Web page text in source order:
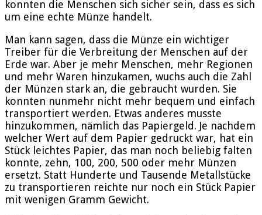
konnten die Menschen sich sicher sein, dass es sich
um eine echte Münze handelt.
Man kann sagen, dass die Münze ein wichtiger
Treiber für die Verbreitung der Menschen auf der
Erde war. Aber je mehr Menschen, mehr Regionen
und mehr Waren hinzukamen, wuchs auch die Zahl
der Münzen stark an, die gebraucht wurden. Sie
konnten nunmehr nicht mehr bequem und einfach
transportiert werden. Etwas anderes musste
hinzukommen, nämlich das Papiergeld. Je nachdem
welcher Wert auf dem Papier gedruckt war, hat ein
Stück leichtes Papier, das man noch beliebig falten
konnte, zehn, 100, 200, 500 oder mehr Münzen
ersetzt. Statt Hunderte und Tausende Metallstücke
zu transportieren reichte nur noch ein Stück Papier
mit wenigen Gramm Gewicht.